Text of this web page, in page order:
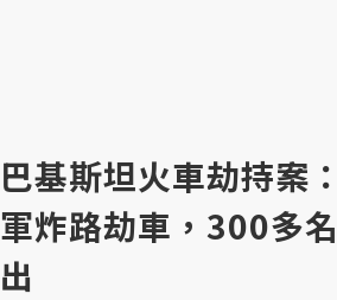
巴基斯坦火車劫持案
軍炸路劫車，300多
出